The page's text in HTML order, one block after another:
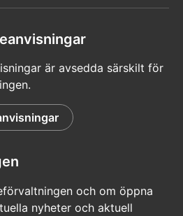
är avsedda särskilt för
och om öppna
nyheter och aktuell